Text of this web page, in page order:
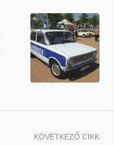
KÖVETKEZŐ CIKK